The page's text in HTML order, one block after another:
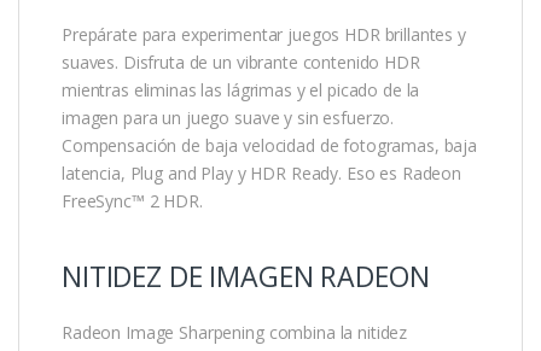
Prepárate para experimentar juegos HDR brillantes y
suaves. Disfruta de un vibrante contenido HDR
mientras eliminas las lágrimas y el picado de la
imagen para un juego suave y sin esfuerzo.
Compensación de baja velocidad de fotogramas, baja
latencia, Plug and Play y HDR Ready. Eso es Radeon
FreeSync™ 2 HDR.
NITIDEZ DE IMAGEN RADEON
Radeon Image Sharpening combina la nitidez